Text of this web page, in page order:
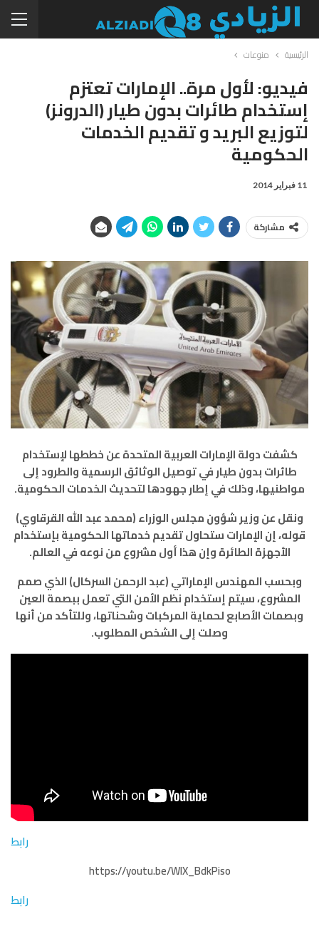
الرئيسية منوعات
فيديو: لأول مرة.. الإمارات تعتزم
إستخدام طائرات بدون طيار (الدرونز)
لتوزيع البريد و تقديم الخدمات
الحكومية
11 فبراير 2014
مشاركة
كشفت دولة الإمارات العربية المتحدة عن خططها لإستخدام
طائرات بدون طيار في توصيل الوثائق الرسمية والطرود إلى
مواطنيها، وذلك في إطار جهودها لتحديث الخدمات الحكومية.
ونقل عن وزير شؤون مجلس الوزراء (محمد عبد الله القرقاوي)
قوله، إن الإمارات ستحاول تقديم خدماتها الحكومية بإستخدام
الأجهزة الطائرة وإن هذا أول مشروع من نوعه في العالم.
وبحسب المهندس الإماراتي (عبد الرحمن السركال) الذي صمم
المشروع، سيتم إستخدام نظم الأمن التي تعمل ببصمة العين
وبصمات الأصابع لحماية المركبات وشحناتها، وللتأكد من أنها
وصلت إلى الشخص المطلوب.
رابط
https://youtu.be/WlX_BdkPiso
رابط